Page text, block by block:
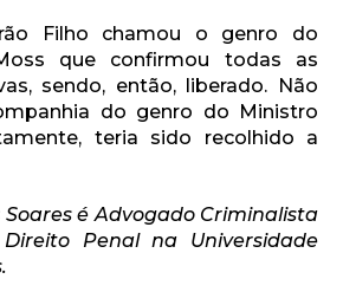
Filho chamou o genro do
que confirmou todas as
sendo, então, liberado. Não
do genro do Ministro
teria sido recolhido a
Soares é Advogado Criminalista
Penal na Universidade